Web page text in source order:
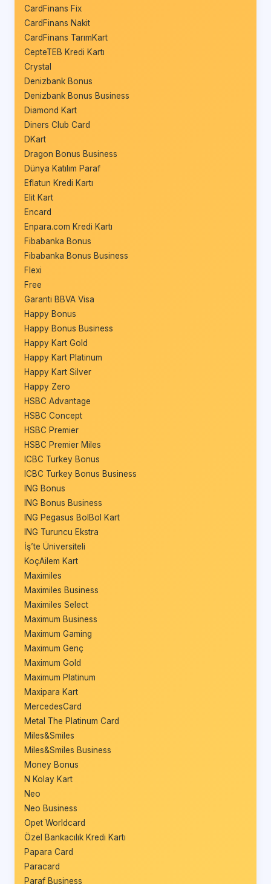
CardFinans Fix
CardFinans Nakit
CardFinans TarımKart
CepteTEB Kredi Kartı
Crystal
Denizbank Bonus
Denizbank Bonus Business
Diamond Kart
Diners Club Card
DKart
Dragon Bonus Business
Dünya Katılım Paraf
Eflatun Kredi Kartı
Elit Kart
Encard
Enpara.com Kredi Kartı
Fibabanka Bonus
Fibabanka Bonus Business
Flexi
Free
Garanti BBVA Visa
Happy Bonus
Happy Bonus Business
Happy Kart Gold
Happy Kart Platinum
Happy Kart Silver
Happy Zero
HSBC Advantage
HSBC Concept
HSBC Premier
HSBC Premier Miles
ICBC Turkey Bonus
ICBC Turkey Bonus Business
ING Bonus
ING Bonus Business
ING Pegasus BolBol Kart
ING Turuncu Ekstra
İş’te Üniversiteli
KoçAilem Kart
Maximiles
Maximiles Business
Maximiles Select
Maximum Business
Maximum Gaming
Maximum Genç
Maximum Gold
Maximum Platinum
Maxipara Kart
MercedesCard
Metal The Platinum Card
Miles&Smiles
Miles&Smiles Business
Money Bonus
N Kolay Kart
Neo
Neo Business
Opet Worldcard
Özel Bankacılık Kredi Kartı
Papara Card
Paracard
Paraf Business